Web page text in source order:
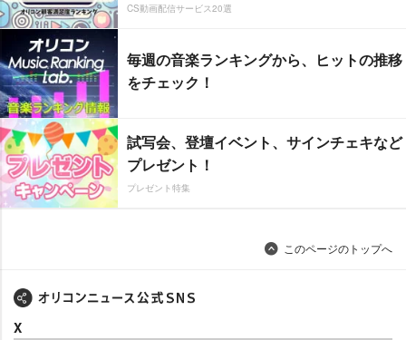
CS動画配信サービス20選
毎週の音楽ランキングから、ヒットの推移
をチェック！
試写会、登壇イベント、サインチェキなど
プレゼント！
プレゼント特集
このページのトップへ
X